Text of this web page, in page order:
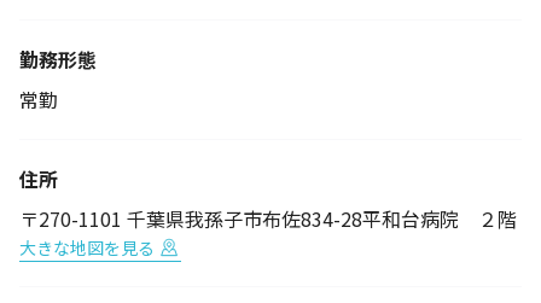
勤務形態
常勤
住所
〒270-1101 千葉県我孫子市布佐834-28平和台病院 ２階
大きな地図を見る